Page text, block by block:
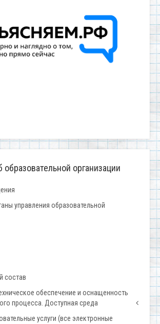
организации
управления образовательной
состав
обеспечение и оснащенность
процесса. Доступная среда
услуги (все электронные